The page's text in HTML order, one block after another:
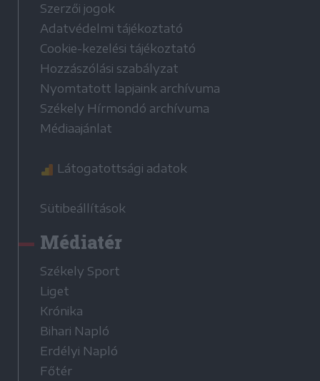
Szerzői jogok
Adatvédelmi tájékoztató
Cookie-kezelési tájékoztató
Hozzászólási szabályzat
Nyomtatott lapjaink archívuma
Székely Hírmondó archívuma
Médiaajánlat
Látogatottsági adatok
Sütibeállítások
Médiatér
Székely Sport
Liget
Krónika
Bihari Napló
Erdélyi Napló
Főtér